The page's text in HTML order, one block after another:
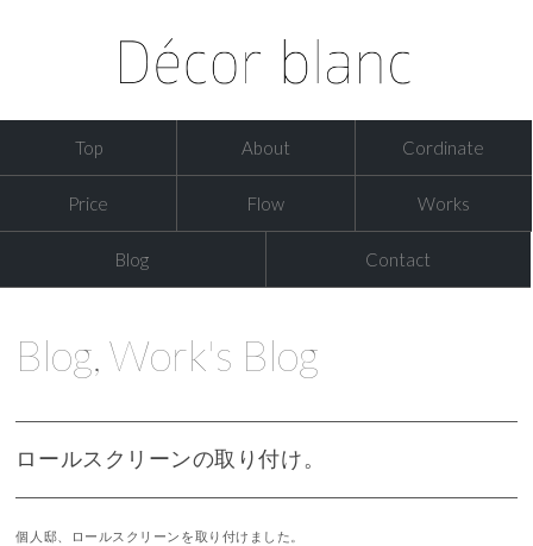
Top About Cordinate
Price Flow Works
Blog Contact
Blog,Work's Blog
ロールスクリーンの取り付け。
個人邸、ロールスクリーンを取り付けました。